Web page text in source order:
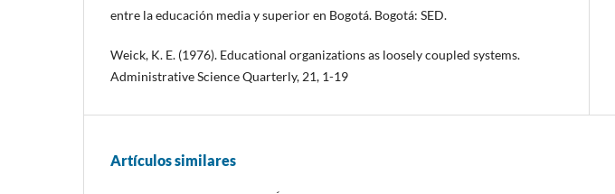
entre la educación media y superior en Bogotá. Bogotá: SED.
Weick, K. E. (1976). Educational organizations as loosely coupled systems.
Administrative Science Quarterly, 21, 1-19
Artículos similares